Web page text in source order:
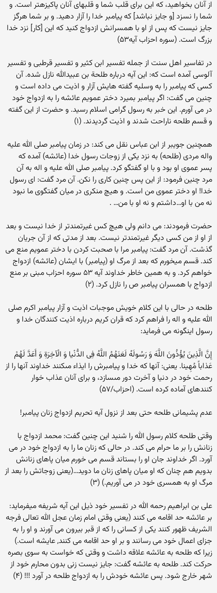
از آنان بخواهید، که این براى قلب شما و قلب‏هاى آنان پاکیزه‏تر است. و
شما را نسزد [و جایز نباشد] که پیامبر خدا را آزار دهید. و بر شما هرگز
جایز نیست که پس از او با همسرانش ازدواج کنید که این [کار] نزد خدا
بزرگ است. (سوره احزاب آیه۵۳)
در تفاسیر اهل سنت از جمله تفسیر ابن کثیر و تفسیر قرطبی و تفسیر
آلوسی آمده است که: این آیه درباره طلحة بن عبیدالله نازل شده. آن
کسی که پیامبر را به وسلیه گفته هایش آزار و اذیت می داده است و
چنین می گفت: اگر پیامبر بمیرد دختر عمویم عائشه را به ازدواج خود
در می آورم. این خبر به رسول گرامی اسلام رسید. و حضرت از این گفته
و قسم طلحه ناراحت شدند و اذیت گردیدند. (۱)
همچنین جویبر از ابن عباس نقل می کند: در زمان پیامبر صلی الله علیه
واله مردی (طلحه) به نزد یکی از زوجات رسول خدا (عائشه) آمده که
پسر عموی او بود و با او گفتگو کرد. پیامبر صلی الله علیه و اله به آن
مرد چنین فرمود: از این پس چنین کاری را نکن. آن مرد گفت: ای رسول
خدا! او دختر عموی من است. و هیچ منکری در میان گفتگوی ما نبود
نه من با او…داشتم و نه او با من… .
حضرت فرمودند: می دانم ولی هیچ کس غیرتمندتر از خدا نیست و بعد
از او از من کسی دیگر غیرتمندتر نیست. بعد از مدتی که از آن جریان
گذشت. آن مرد گفت: پیامبر مرا با صحبت کردن با دختر عمویم منع می
کند. قسم میخورم که بعد از مرگ او (پیامبر) با ایشان (عائشه) ازدواج
خواهم کرد. و به همین خاطر خداوند آیه ۵۳ سوره احزاب مبنی بر منع
ازدواج با همسران پیامبر ص را نازل کرد. (۲)
طلحه در حالی با این کلام خویش موجبات اذیت و آزار پیامبر اکرم صلی
الله علیه و اله را فراهم کرد که قران کریم درباره اذیت کنندگان خدا و
رسول اینگونه می فرماید:
إِنَّ الَّذِینَ یُؤْذُونَ اللَّهَ وَ رَسُولَهُ لَعَنَهُمُ اللَّهُ فِی الدُّنْیا وَ الْآخِرَةِ وَ أَعَدَّ لَهُمْ
عَذاباً مُهِینا. یعنی: آنها که خدا و پیامبرش را ایذاء مى‏کنند خداوند آنها را از
رحمت خود در دنیا و آخرت دور مى‏سازد، و براى آنان عذاب خوار
کننده‏اى آماده کرده است. (احزاب/۵۷)
عدم پشیمانی طلحه حتی بعد از نزول آیه تحریم ازدواج زنان پیامبر!
وقتی طلحه کلام رسول الله را شنید این چنین گفت: محمد ازدواج با
زنانش را بر ما حرام می کند. در حالی که زنان ما را به ازدواج خود در می
آورد. اگر خداوند جان او را بستاند قسم می خورم میان پاهای زنانش
بدویم هم چنان که او میان پاهای زنان ما دوید…(یعنی زوجاتش را بعد از
مرگ او به همسری خود در می آوریم.) (۳)
علی بن ابراهیم رحمه الله در تفسیر خود ذیل این آیه شریفه میفرماید:
بر عائشه حد اقامه می کنند (یعنی وقتی امام زمان عجل الله تعالی فرجه
الشریف ظهور کنند یکی از کسانی را که از قبر بیرون می آورند و او را به
جزای اعمال خود می رسانند و بر او حد اقامه می کنند, عایشه است.)
زیرا که طلحه به عائشه علاقه داشت و وقتی که خواست به سوی بصره
حرکت کند. طلحه به عائشه گفت: جایز نیست زنی بدون محارم خود از
شهر خارج شود. پس عائشه خودش را به ازدواج طلحه در آورد !!! (۴)